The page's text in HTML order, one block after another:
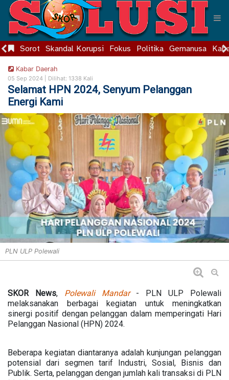
Sorot Skandal Korupsi Fokus Politika Gemanusa
Kabar Daerah
05 Sep 2024 | Dilihat: 1338 Kali
Selamat HPN 2024, Senyum Pelanggan
Energi Kami
PLN ULP Polewali
SKOR News, Polewali Mandar- PLN ULP Polewali
melaksanakan berbagai kegiatan untuk meningkatkan
sinergi positif dengan pelanggan dalam memperingati Hari
Pelanggan Nasional (HPN) 2024.
Beberapa kegiatan diantaranya adalah kunjungan pelanggan
potensial dari segmen tarif Industri, Sosial, Bisnis dan
Publik. Serta, pelanggan dengan jumlah kali transaksi di PLN